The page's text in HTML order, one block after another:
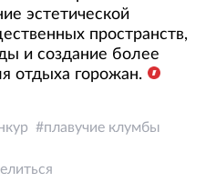
эстетической
пространств,
и создание более
отдыха горожан.
плавучие клумбы